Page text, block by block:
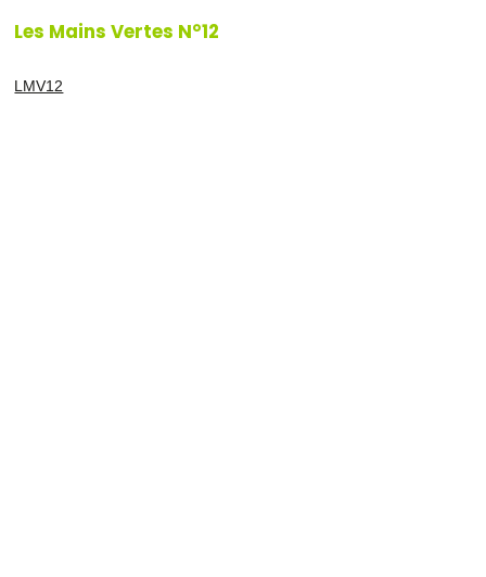
Les Mains Vertes N°12
LMV12